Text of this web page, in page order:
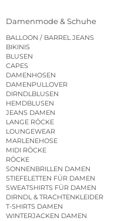
Damenmode & Schuhe
BALLOON / BARREL JEANS
BIKINIS
BLUSEN
CAPES
DAMENHOSEN
DAMENPULLOVER
DIRNDLBLUSEN
HEMDBLUSEN
JEANS DAMEN
LANGE RÖCKE
LOUNGEWEAR
MARLENEHOSE
MIDI RÖCKE
RÖCKE
SONNENBRILLEN DAMEN
STIEFELETTEN FÜR DAMEN
SWEATSHIRTS FÜR DAMEN
DIRNDL & TRACHTENKLEIDER
T-SHIRTS DAMEN
WINTERJACKEN DAMEN